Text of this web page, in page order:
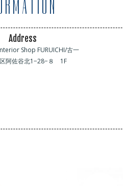
Address
Shop FURUICHI/古一
阿佐谷北1−28−８ 1F